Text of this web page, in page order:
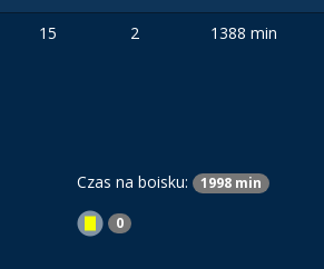
15 2 1388 min
Czas na boisku: 1998 min
0